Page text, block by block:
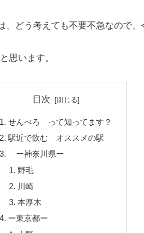
、どう考えても不要不急なので、
思います。
目次
せんべろ って知ってます？
駅近で飲む オススメの駅
ー神奈川県ー
野毛
川崎
本厚木
ー東京都ー